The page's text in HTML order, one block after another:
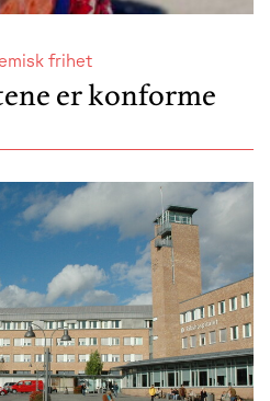
frihet
er konforme